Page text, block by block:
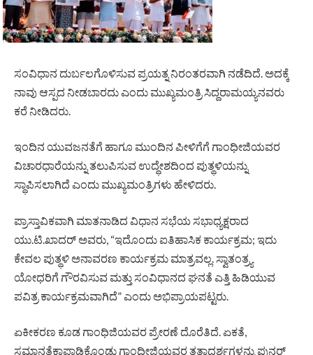
ಸಂವಿಧಾನ‌ ದುರ್ಬಲಗೊಳಿಸುವ ಪ್ರಯತ್ನ ನಿರಂತರವಾಗಿ‌ ನಡೆದಿದೆ. ಅದಕ್ಕೆ‌
ನಾವು ಆಸ್ಪದ ನೀಡಬಾರದು ಎಂದು ಮುಖ್ಯಮಂತ್ರಿ ಸಿದ್ದರಾಮಯ್ಯನವರು
ಕರೆ ನೀಡಿದರು.
ಇಂದಿನ ಯುವಜನತೆಗೆ ಹಾಗೂ ಮುಂದಿನ ಪೀಳಿಗೆಗೆ ಗಾಂಧೀಜಿಯವರ
ವಿಚಾರಧಾರೆಯನ್ನು ತಲುಪಿಸುವ ಉದ್ಧೇಶದಿಂದ ಪುತ್ಥಳಿಯನ್ನು
ಸ್ಥಾಪಿಸಲಾಗಿದೆ ಎಂದು ಮುಖ್ಯಮಂತ್ರಿಗಳು ಹೇಳಿದರು.
ಪ್ರಾಸ್ತಾವಿಕವಾಗಿ ಮಾತನಾಡಿದ ವಿಧಾನ ಸಭೆಯ ಸಭಾಧ್ಯಕ್ಷರಾದ
ಯು.ಟಿ.ಖಾದರ್ ಅವರು, “ಇದೊಂದು‌ ಐತಿಹಾಸಿಕ‌ ಕಾರ್ಯಕ್ರಮ; ಇದು
ಕೇವಲ ಪುತ್ಥಳಿ ಅನಾವರಣ ಕಾರ್ಯಕ್ರಮ ಮಾತ್ರವಲ್ಲ. ಸ್ವಾತಂತ್ರ್ಯ
ಯೋಧರಿಗೆ ಗೌರವಿಸುವ ಮತ್ತು ಸಂವಿಧಾನದ ಘನತೆ ಎತ್ತಿ ಹಿಡಿಯುವ
ಪವಿತ್ರ ಕಾರ್ಯಕ್ರಮವಾಗಿದೆ” ಎಂದು ಅಭಿಪ್ರಾಯಪಟ್ಟರು.
ಏಕೀಕರಣ ಕೂಡ‌ ಗಾಂಧಿಜಿಯವರ ಪ್ರೇರಣೆ ದೊರೆತಿದೆ. ಏಕತೆ,
ಸಮಾನತೆ‌ಕಾಪಾಡಿಕೊಂಡು ಗಾಂಧೀಜಿಯವರ ತತ್ವಾದರ್ಶಗಳನ್ನು ಪುನರ್